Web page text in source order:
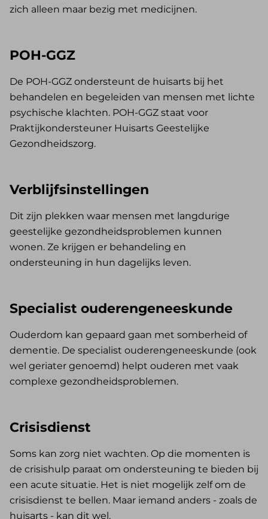
zich alleen maar bezig met medicijnen.
POH-GGZ
De POH-GGZ ondersteunt de huisarts bij het
behandelen en begeleiden van mensen met lichte
psychische klachten. POH-GGZ staat voor
Praktijkondersteuner Huisarts Geestelijke
Gezondheidszorg.
Verblijfsinstellingen
Dit zijn plekken waar mensen met langdurige
geestelijke gezondheidsproblemen kunnen
wonen. Ze krijgen er behandeling en
ondersteuning in hun dagelijks leven.
Specialist ouderengeneeskunde
Ouderdom kan gepaard gaan met somberheid of
dementie. De specialist ouderengeneeskunde (ook
wel geriater genoemd) helpt ouderen met vaak
complexe gezondheidsproblemen.
Crisisdienst
Soms kan zorg niet wachten. Op die momenten is
de crisishulp paraat om ondersteuning te bieden bij
een acute situatie. Het is niet mogelijk zelf om de
crisisdienst te bellen. Maar iemand anders - zoals de
huisarts - kan dit wel.